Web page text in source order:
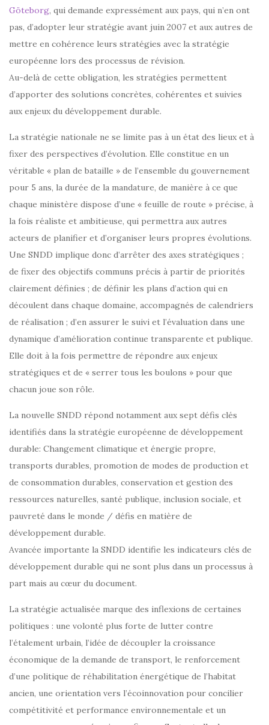
Göteborg, qui demande expressément aux pays, qui n’en ont
pas, d’adopter leur stratégie avant juin 2007 et aux autres de
mettre en cohérence leurs stratégies avec la stratégie
européenne lors des processus de révision.
Au-delà de cette obligation, les stratégies permettent
d’apporter des solutions concrètes, cohérentes et suivies
aux enjeux du développement durable.
La stratégie nationale ne se limite pas à un état des lieux et à
fixer des perspectives d’évolution. Elle constitue en un
véritable « plan de bataille » de l’ensemble du gouvernement
pour 5 ans, la durée de la mandature, de manière à ce que
chaque ministère dispose d’une « feuille de route » précise, à
la fois réaliste et ambitieuse, qui permettra aux autres
acteurs de planifier et d’organiser leurs propres évolutions.
Une SNDD implique donc d’arrêter des axes stratégiques ;
de fixer des objectifs communs précis à partir de priorités
clairement définies ; de définir les plans d’action qui en
découlent dans chaque domaine, accompagnés de calendriers
de réalisation ; d’en assurer le suivi et l’évaluation dans une
dynamique d’amélioration continue transparente et publique.
Elle doit à la fois permettre de répondre aux enjeux
stratégiques et de « serrer tous les boulons » pour que
chacun joue son rôle.
La nouvelle SNDD répond notamment aux sept défis clés
identifiés dans la stratégie européenne de développement
durable: Changement climatique et énergie propre,
transports durables, promotion de modes de production et
de consommation durables, conservation et gestion des
ressources naturelles, santé publique, inclusion sociale, et
pauvreté dans le monde / défis en matière de
développement durable.
Avancée importante la SNDD identifie les indicateurs clés de
développement durable qui ne sont plus dans un processus à
part mais au cœur du document.
La stratégie actualisée marque des inflexions de certaines
politiques : une volonté plus forte de lutter contre
l’étalement urbain, l’idée de découpler la croissance
économique de la demande de transport, le renforcement
d’une politique de réhabilitation énergétique de l’habitat
ancien, une orientation vers l’écoinnovation pour concilier
compétitivité et performance environnementale et un